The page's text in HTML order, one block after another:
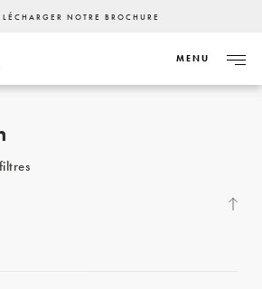
NOTRE BROCHURE
MENU